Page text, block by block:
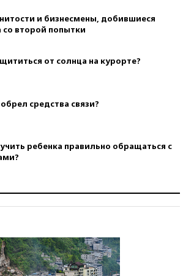
и бизнесмены, добившиеся
со второй попытки
от солнца на курорте?
средства связи?
ребенка правильно обращаться с